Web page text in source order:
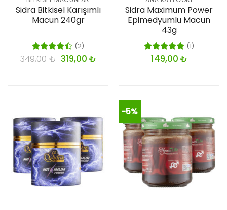
Sidra Bitkisel Karışımlı
Macun 240gr
5
(2)
349,00₺ 319,00₺
Sidra Maximum Power
Epimedyumlu Macun
43g
5 üzerinden
(1)
149,00 ₺
-5%